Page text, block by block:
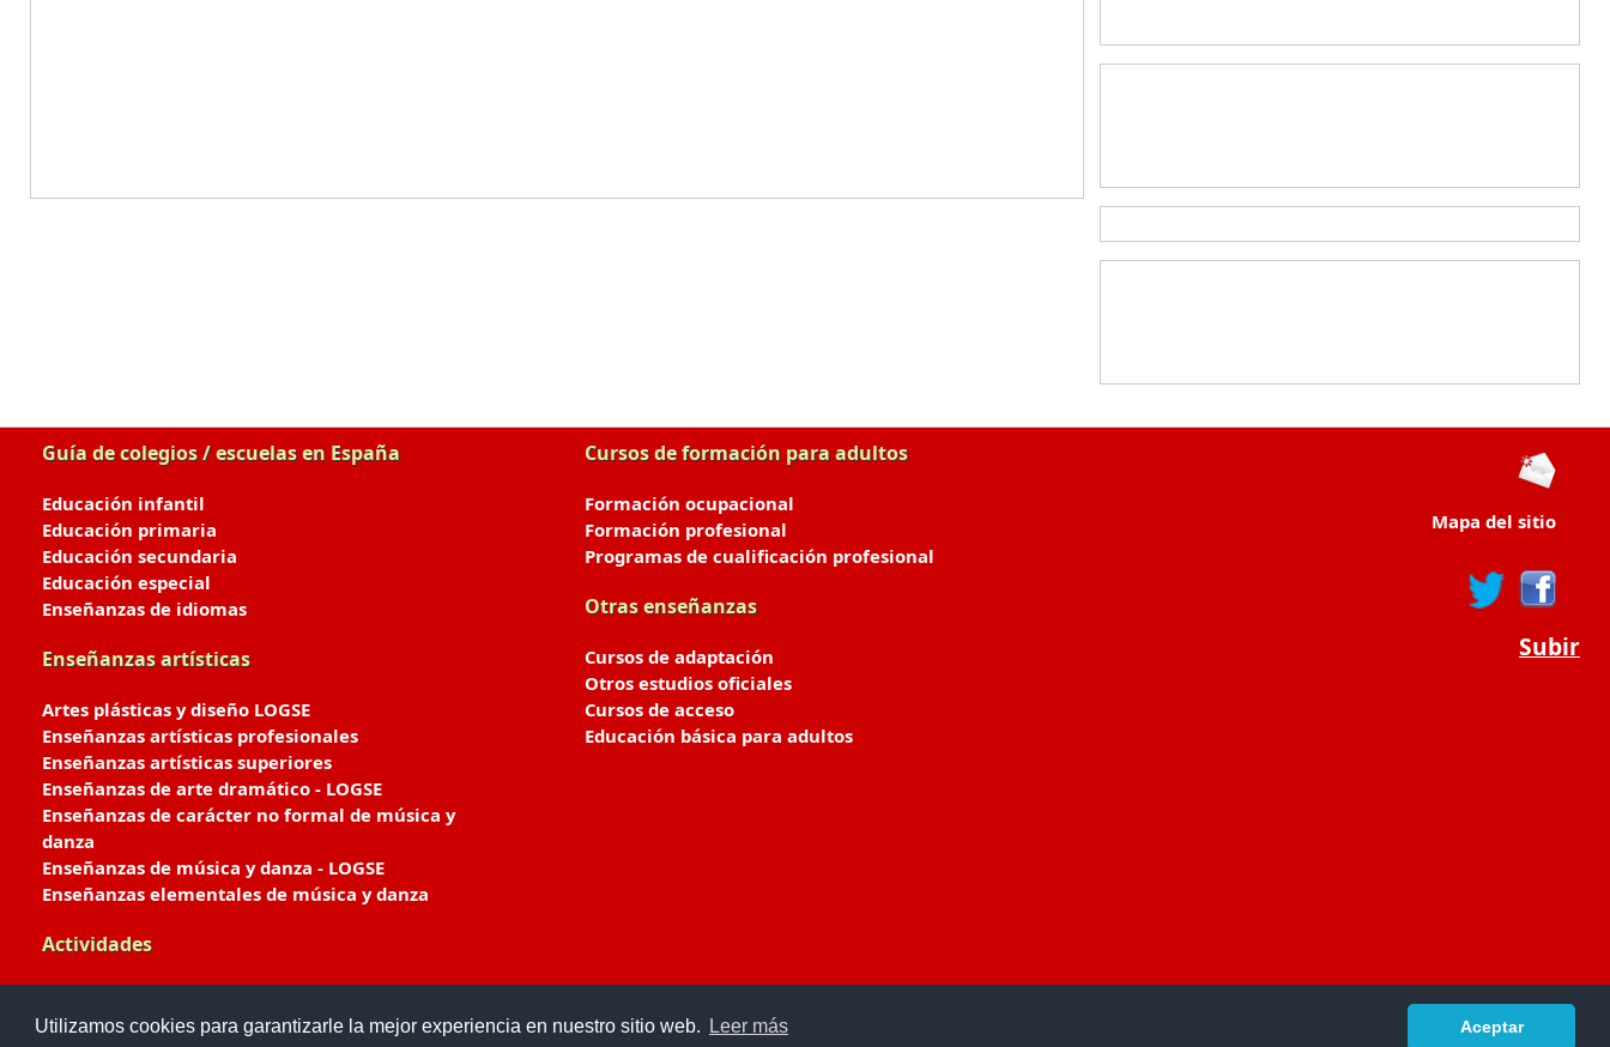
Utilizamos cookies para garantizarle la mejor experiencia en nuestro sitio web. Leer más Aceptar
Guía de colegios / escuelas en España
Educación infantil
Educación primaria
Educación secundaria
Educación especial
Enseñanzas de idiomas
Enseñanzas artísticas
Artes plásticas y diseño LOGSE
Enseñanzas artísticas profesionales
Enseñanzas artísticas superiores
Enseñanzas de arte dramático - LOGSE
Enseñanzas de carácter no formal de música y
danza
Enseñanzas de música y danza - LOGSE
Enseñanzas elementales de música y danza
Actividades
Cursos de formación para adultos
Formación ocupacional
Formación profesional
Programas de cualificación profesional
Otras enseñanzas
Cursos de adaptación
Otros estudios oficiales
Cursos de acceso
Educación básica para adultos
Mapa del sitio
Subir